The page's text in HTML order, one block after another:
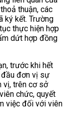
thuận, các
ký kết. Trường
thực hiện hợp
dứt hợp đồng
trước khi hết
đầu đơn vị sự
vị, trên cơ sở
chức, quyết
việc đối với viên